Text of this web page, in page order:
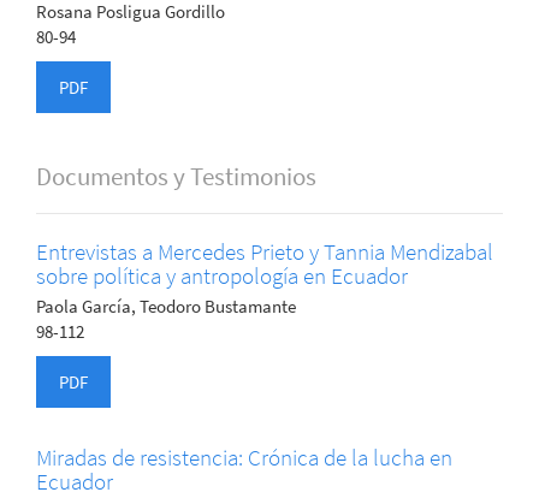
Rosana Posligua Gordillo
80-94
PDF
Documentos y Testimonios
Entrevistas a Mercedes Prieto y Tannia Mendizabal
sobre política y antropología en Ecuador
Paola García, Teodoro Bustamante
98-112
PDF
Miradas de resistencia: Crónica de la lucha en
Ecuador